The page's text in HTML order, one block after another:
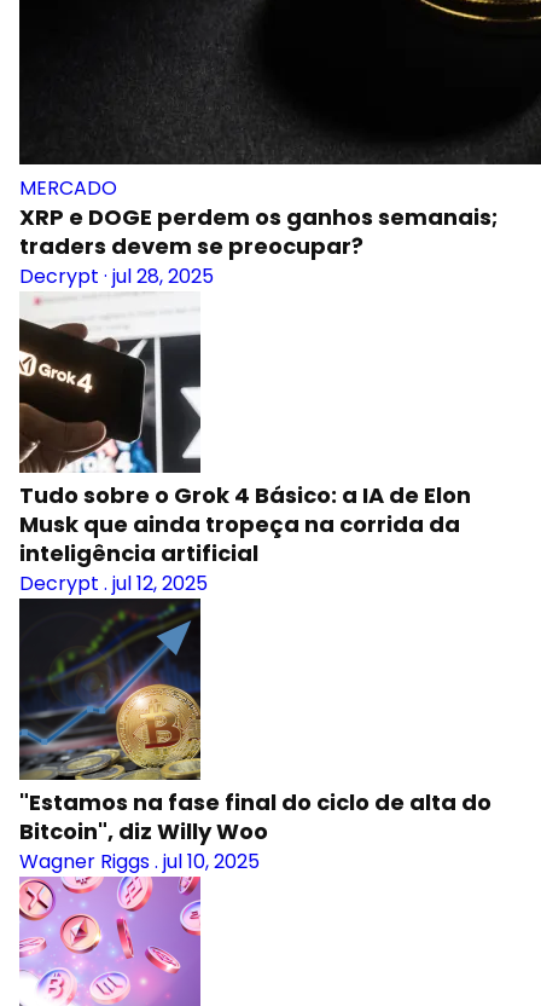
MERCADO
XRP e DOGE perdem os ganhos semanais;
traders devem se preocupar?
Decrypt · jul 28, 2025
Tudo sobre o Grok 4 Básico: a IA de Elon
Musk que ainda tropeça na corrida da
inteligência artificial
Decrypt . jul 12, 2025
"Estamos na fase final do ciclo de alta do
Bitcoin", diz Willy Woo
Wagner Riggs. jul 10, 2025